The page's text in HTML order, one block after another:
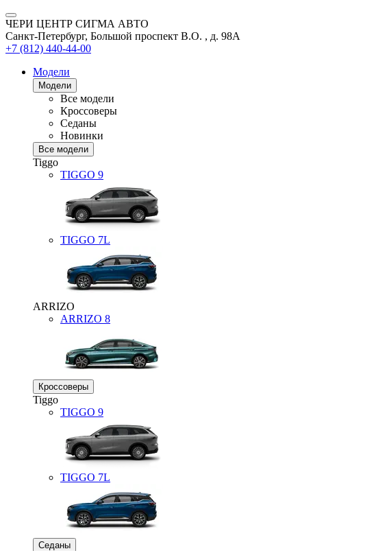
ЧЕРИ ЦЕНТР СИГМА АВТО
Санкт-Петербург, Большой проспект В.О. , д. 98А
+7 (812) 440-44-00
Модели
Модели
Все модели
Кроссоверы
Седаны
Новинки
Все модели
Tiggo
TIGGO 9
TIGGO 7L
ARRIZO
ARRIZO 8
Кроссоверы
Tiggo
TIGGO 9
TIGGO 7L
Седаны